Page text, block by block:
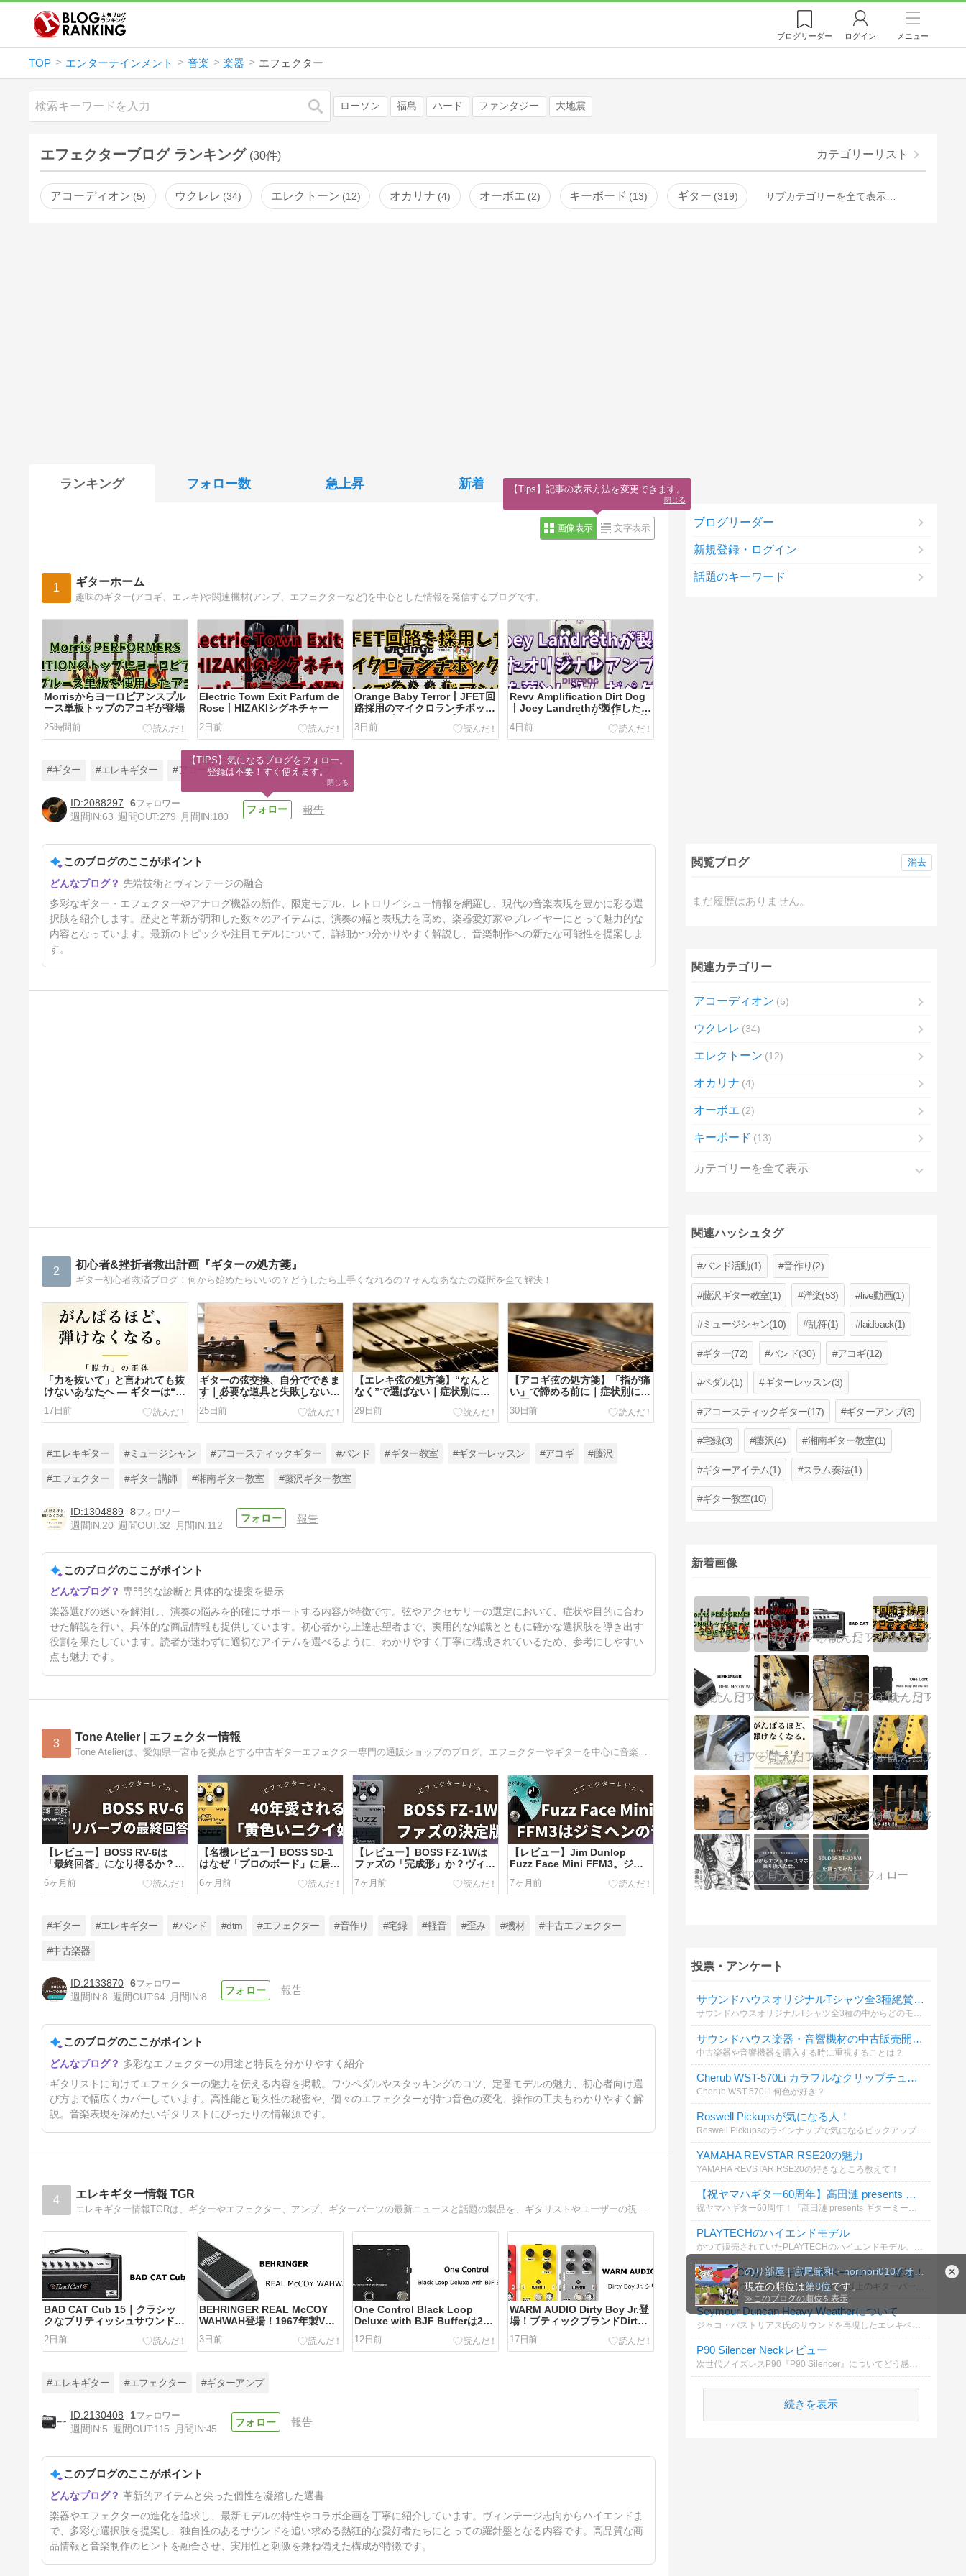
のり部屋 | 宮尾範和・norinori0107 オフィシ…
現在の順位は第8位です。
≫このブログの順位を表示
ブログリーダー ログイン メニュー
TOP エンターテインメント 音楽 楽器 エフェクター
検索 ローソン 福島 ハード ファンタジー 大地震
エフェクターブログ ランキング (30件) カテゴリーリスト
アコーディオン 5 ウクレレ 34 エレクトーン 12 オカリナ 4 オーボエ 2 キーボード 13 ギター 319 サブカテゴリーを全て表示…
ランキング フォロー数 急上昇 新着
画像表示 文字表示
1 ギターホーム
趣味のギター(アコギ、エレキ)や関連機材(アンプ、エフェクターなど)を中心とした情報を発信するブログです。
Morrisからヨーロピアンスプル
ース単板トップのアコギが登場
25時間前
Electric Town Exit Parfum de
Rose丨HIZAKIシグネチャー
2日前
Orange Baby Terror丨JFET回
路採用のマイクロランチボック
スサイズヘッドアンプ
3日前
Revv Amplification Dirt Dog
丨Joey Landrethが製作したオ
リジナルアンプの音を落とし込
んだペダル
4日前
号』丨テレキャスの特集
5日前
#ギター #エレキギター #アコースティックギター #アンプ
2088297
6
週間IN:63 週間OUT:279 月間IN:180
報告
このブログのここがポイント
先端技術とヴィンテージの融合
多彩なギター・エフェクターやアナログ機器の新作、限定モデル、レトロリイシュー情報を網羅し、現代の音楽表現を豊かに彩る選
択肢を紹介します。歴史と革新が調和した数々のアイテムは、演奏の幅と表現力を高め、楽器愛好家やプレイヤーにとって魅力的な
内容となっています。最新のトピックや注目モデルについて、詳細かつ分かりやすく解説し、音楽制作への新たな可能性を提案しま
す。
2 初心者&挫折者救出計画『ギターの処方箋』
ギター初心者救済ブログ！何から始めたらいいの？どうしたら上手くなれるの？そんなあなたの疑問を全て解決！
「力を抜いて」と言われても抜
けないあなたへ ― ギターは“体
の使い方”で変わります
17日前
ギターの弦交換、自分でできま
す｜必要な道具と失敗しない手
順【初心者完全ガイド】
25日前
【エレキ弦の処方箋】“なんと
なく”で選ばない｜症状別に選
ぶ、あなたの1セット
29日前
【アコギ弦の処方箋】「指が痛
い」で諦める前に｜症状別に選
ぶ正しい1セット
30日前
【2026年最新】ギターが“うま
くなる”練習ガジェットおすす
#エレキギター #ミュージシャン #アコースティックギター #バンド #ギター教室 #ギターレッスン #アコギ #藤沢
#エフェクター #ギター講師 #湘南ギター教室 #藤沢ギター教室
1304889
8
週間IN:20 週間OUT:32 月間IN:112
報告
このブログのここがポイント
専門的な診断と具体的な提案を提示
楽器選びの迷いを解消し、演奏の悩みを的確にサポートする内容が特徴です。弦やアクセサリーの選定において、症状や目的に合わ
せた解説を行い、具体的な商品情報も提供しています。初心者から上達志望者まで、実用的な知識とともに確かな選択肢を導き出す
役割を果たしています。読者が迷わずに適切なアイテムを選べるように、わかりやすく丁寧に構成されているため、参考にしやすい
点も魅力です。
3 Tone Atelier | エフェクター情報
Tone Atelierは、愛知県一宮市を拠点とする中古ギターエフェクター専門の通販ショップのブログ。エフェクターやギターを中心に音楽に関する情報を発信します。
【レビュー】BOSS RV-6は
「最終回答」になり得るか？高
る「SHIMMER」の魔法
6ヶ月前
【名機レビュー】BOSS SD-1
はなぜ「プロのボード」に居座
「黄色いニクイ奴」の実力
6ヶ月前
【レビュー】BOSS FZ-1Wは
ファズの「完成形」か？ヴィン
すさを両立した技（WAZA）の
極意
7ヶ月前
【レビュー】Jim Dunlop
Fuzz Face Mini FFM3。ジミ
る！シリコンファズの決定版
7ヶ月前
【レビュー】Electro-
Harmonix Nano Big Muff Pi
い？現代ボードの必需品。
#ギター #エレキギター #バンド #dtm #エフェクター #音作り #宅録 #軽音 #歪み #機材 #中古エフェクター
#中古楽器
2133870 6
週間IN:8 週間OUT:64 月間IN:8
報告
このブログのここがポイント
多彩なエフェクターの用途と特長を分かりやすく紹介
ギタリストに向けてエフェクターの魅力を伝える内容を掲載。ワウペダルやスタッキングのコツ、定番モデルの魅力、初心者向け選
び方まで幅広くカバーしています。高性能と耐久性の秘密や、個々のエフェクターが持つ音色の変化、操作の工夫もわかりやすく解
説。音楽表現を深めたいギタリストにぴったりの情報源です。
4 エレキギター情報 TGR
BAD CAT Cub 15｜クラシッ
クなブリティッシュサウンドを
現代仕様に進化させた15W真空
管アンプ
2日前
BEHRINGER REAL McCOY
WAHWAH登場！1967年製VOX
ワウのサウンドを再現した注目
モデル
3日前
One Control Black Loop
Deluxe with BJF Bufferは2つ
のループを自在に切り替える多
機能ループセレクター
12日前
WARM AUDIO Dirty Boy Jr.登
場！ブティックブランドDirty
Boyとのコラボペダル3機種を
紹介
17日前
｜伝説のファズHarmonic
Percolatorを現代的に再構築
17日前
#エレキギター #エフェクター #ギターアンプ
2130408
1
週間IN:5 週間OUT:115 月間IN:45
報告
このブログのここがポイント
革新的アイテムと尖った個性を凝縮した選書
楽器やエフェクターの進化を追求し、最新モデルの特性やコラボ企画を丁寧に紹介しています。ヴィンテージ志向からハイエンドま
で、多彩な選択肢を提案し、独自性のあるサウンドを追い求める熱狂的な愛好者たちにとっての羅針盤となる内容です。高品質な商
品情報と音楽制作のヒントを融合させ、実用性と刺激を兼ね備えた構成が特徴です。
ブログリーダー
新規登録・ログイン
話題のキーワード
閲覧ブログ
まだ履歴はありません。
消去
関連カテゴリー
アコーディオン 5
ウクレレ 34
エレクトーン 12
オカリナ 4
オーボエ 2
キーボード 13
カテゴリーを全て表示
関連ハッシュタグ
バンド活動(1) 音作り(2)
藤沢ギター教室(1) 洋楽(53) live動画(1)
ミュージシャン(10) 乱符(1) laidback(1)
ギター(72) バンド(30) アコギ(12)
ペダル(1) ギターレッスン(3)
アコースティックギター(17) ギターアンプ(3)
宅録(3) 藤沢(4) 湘南ギター教室(1)
ギターアイテム(1) スラム奏法(1)
ギター教室(10)
新着画像
投票・アンケート
サウンドハウスオリジナルTシャツ全3種絶賛発売中！
サウンドハウスオリジナルTシャツ全3種の中からどのモデルが好きか教えて！
サウンドハウス楽器・音響機材の中古販売開始！
中古楽器や音響機器を購入する時に重視することは？
Cherub WST-570Li カラフルなクリップチューナーが日本初上陸！
Cherub WST-570Li 何色が好き？
Roswell Pickupsが気になる人！
Roswell Pickupsのラインナップで気になるピックアップの種類を教えて！
YAMAHA REVSTAR RSE20の魅力
YAMAHA REVSTAR RSE20の好きなところ教えて！
【祝ヤマハギター60周年】高田漣 presents ギターミーティング at 銀座
祝ヤマハギター60周年！『高田漣 presents ギターミーティング at 銀座』のイベントレポートを読んで、貴方が面白いと感じたことを教えてください！
PLAYTECHのハイエンドモデル
かつて販売されていたPLAYTECHのハイエンドモデル。興味ある？
PLAYTECHから新ギター＆ベースパーツ登場！
Seymour Duncan Heavy Weatherについて
ジャコ・パストリアス氏のサウンドを再現したエレキベース用ピックアップHeavy Weather。伝説と称されるジャコ・パストリアス氏の魅力を教えて！
P90 Silencer Neckレビュー
次世代ノイズレスP90『P90 Silencer』についてどう感じる？
続きを表示
【TIPS】気になるブログをフォロー。
登録は不要！すぐ使えます。
閉じる
【Tips】記事の表示方法を変更できます。
閉じる